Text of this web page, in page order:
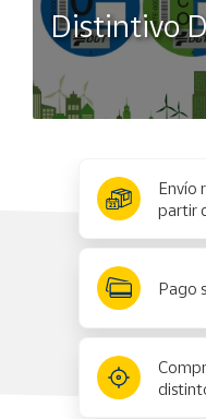
Distintivo
Envío
partir
Pago